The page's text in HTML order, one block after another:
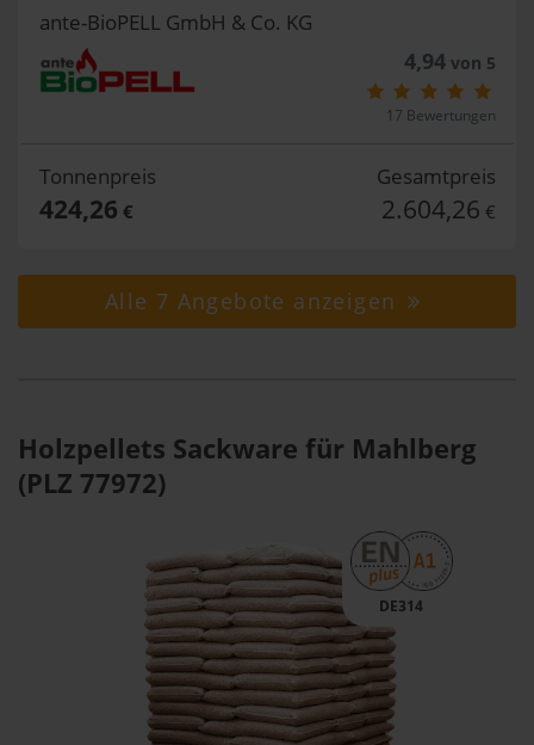
ante-BioPELL GmbH & Co. KG
4,94von 5
17 Bewertungen
Tonnenpreis
424,26 €
Gesamtpreis
2.604,26 €
Alle 7 Angebote anzeigen
Holzpellets Sackware für Mahlberg
(PLZ 77972)
DE314